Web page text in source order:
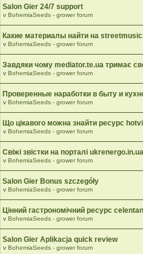
Salon Gier 24/7 support
v BohemiaSeeds - grower forum
Какие материалы найти на
v BohemiaSeeds - grower forum
Завдяки чому mediator.te.ua тримає
v BohemiaSeeds - grower forum
Проверенные наработки в быту и
v BohemiaSeeds - grower forum
Що цікавого можна знайти ресурс
v BohemiaSeeds - grower forum
Свіжі звістки на порталі
v BohemiaSeeds - grower forum
Salon Gier Bonus szczegóły
v BohemiaSeeds - grower forum
Цінний гастрономічний ресурс
v BohemiaSeeds - grower forum
Salon Gier Aplikacja quick review
v BohemiaSeeds - grower forum